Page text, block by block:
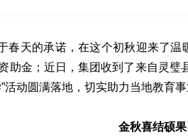
天的承诺，在这个初秋迎来了温
助金；近日，集团收到了来自灵
活动圆满落地，切实助力当地教育事
金秋喜结硕